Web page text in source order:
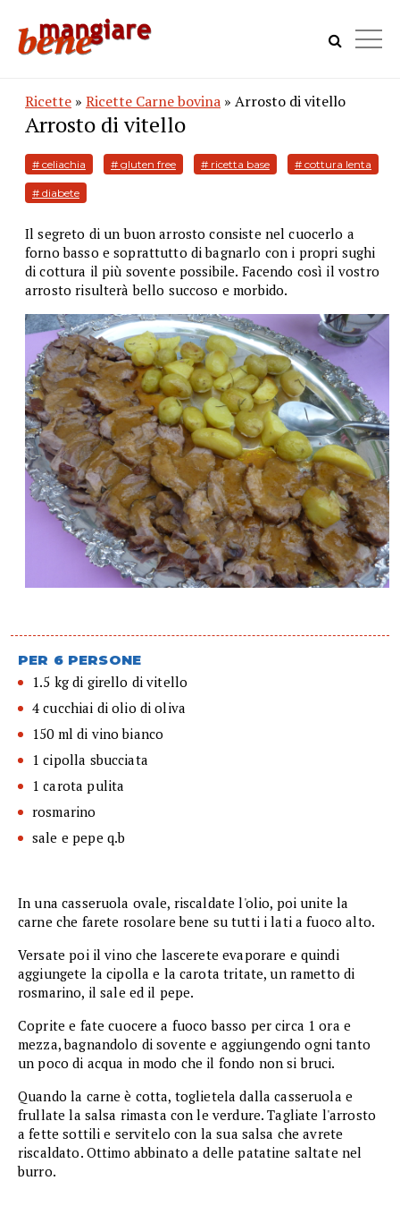
Ricette » Ricette Carne bovina » Arrosto di vitello
Arrosto di vitello
# celiachia # gluten free # ricetta base # cottura lenta
# diabete
Il segreto di un buon arrosto consiste nel cuocerlo a
forno basso e soprattutto di bagnarlo con i propri sughi
di cottura il più sovente possibile. Facendo così il vostro
arrosto risulterà bello succoso e morbido.
PER 6 PERSONE
1.5 kg di girello di vitello
4 cucchiai di olio di oliva
150 ml di vino bianco
1 cipolla sbucciata
1 carota pulita
rosmarino
sale e pepe q.b
In una casseruola ovale, riscaldate l'olio, poi unite la
carne che farete rosolare bene su tutti i lati a fuoco alto.
Versate poi il vino che lascerete evaporare e quindi
aggiungete la cipolla e la carota tritate, un rametto di
rosmarino, il sale ed il pepe.
Coprite e fate cuocere a fuoco basso per circa 1 ora e
mezza, bagnandolo di sovente e aggiungendo ogni tanto
un poco di acqua in modo che il fondo non si bruci.
Quando la carne è cotta, toglietela dalla casseruola e
frullate la salsa rimasta con le verdure. Tagliate l'arrosto
a fette sottili e servitelo con la sua salsa che avrete
riscaldato. Ottimo abbinato a delle patatine saltate nel
burro.